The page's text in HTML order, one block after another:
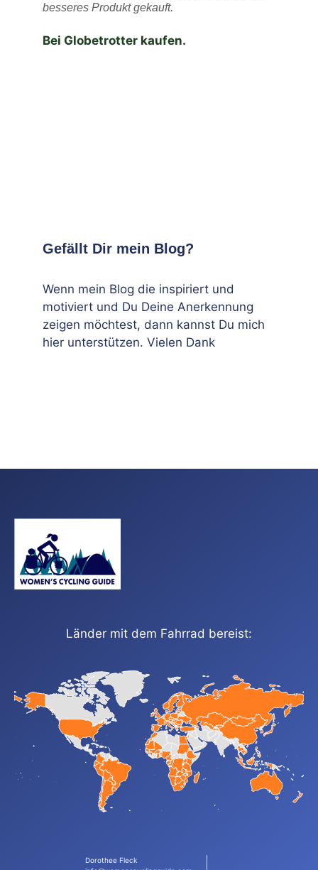
besseres Produkt gekauft.
Bei Globetrotter kaufen.
Gefällt Dir mein Blog?
Wenn mein Blog die inspiriert und
motiviert und Du Deine Anerkennung
zeigen möchtest, dann kannst Du mich
hier unterstützen. Vielen Dank
Länder mit dem Fahrrad bereist:
Dorothee Fleck